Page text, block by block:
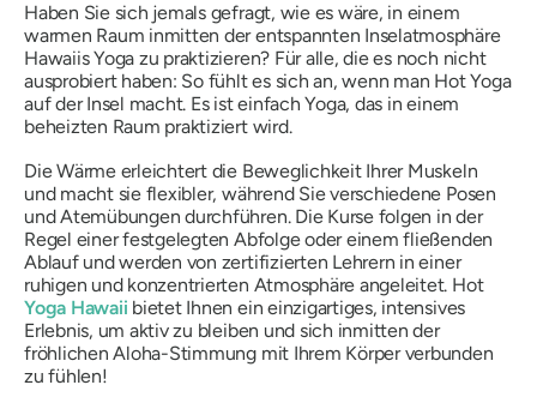
Haben Sie sich jemals gefragt, wie es wäre, in einem
warmen Raum inmitten der entspannten Inselatmosphäre
Hawaiis Yoga zu praktizieren? Für alle, die es noch nicht
ausprobiert haben: So fühlt es sich an, wenn man Hot Yoga
auf der Insel macht. Es ist einfach Yoga, das in einem
beheizten Raum praktiziert wird.
Die Wärme erleichtert die Beweglichkeit Ihrer Muskeln
und macht sie flexibler, während Sie verschiedene Posen
und Atemübungen durchführen. Die Kurse folgen in der
Regel einer festgelegten Abfolge oder einem fließenden
Ablauf und werden von zertifizierten Lehrern in einer
ruhigen und konzentrierten Atmosphäre angeleitet. Hot
Yoga Hawaii bietet Ihnen ein einzigartiges, intensives
Erlebnis, um aktiv zu bleiben und sich inmitten der
fröhlichen Aloha-Stimmung mit Ihrem Körper verbunden
zu fühlen!